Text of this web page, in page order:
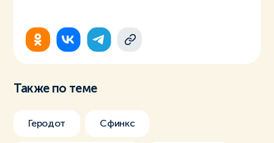
Также по теме
Геродот Сфинкс